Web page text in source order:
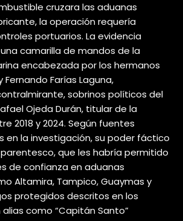
cruzara las aduanas
la operación requería
portuarios. La evidencia
camarilla de mandos de la
encabezada por los hermanos
Fernando Farías Laguna,
sobrinos políticos del
Ojeda Durán, titular de la
2018 y 2024. Según fuentes
en la investigación, su poder fáctico
que les habría permitido
de confianza en aduanas
Altamira, Tampico, Guaymas y
protegidos descritos en los
como “Capitán Santo”